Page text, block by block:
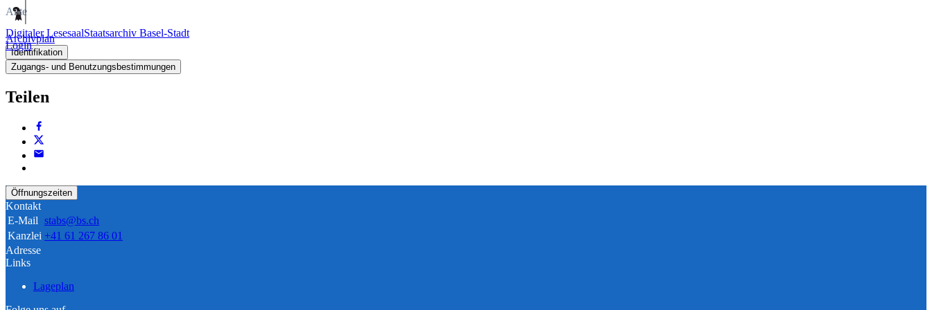
Digitaler LesesaalStaatsarchiv Basel-Stadt
Login
Akte
Archivplan
Identifikation
Zugangs- und Benutzungsbestimmungen
Teilen
Öffnungszeiten
Kontakt
E-Mail stabs@bs.ch
Kanzlei +41 61 267 86 01
Adresse
Links
Lageplan